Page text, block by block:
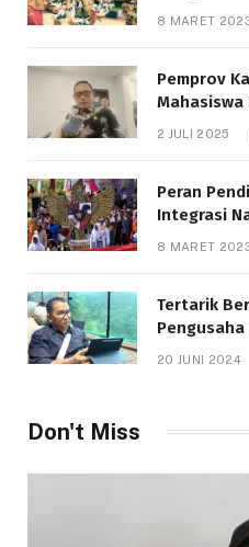
8 MARET
Pemprov
Mahasiswa
Bantuan
2 JULI 2025
Peran
Integrasi
8 MARET
Tertarik
1.000
20 JUNI 2024
Don't Miss